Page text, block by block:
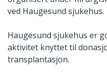
ved Haugesund sjukehus.
Haugesund sjukehus er
aktivitet knyttet til
transplantasjon.